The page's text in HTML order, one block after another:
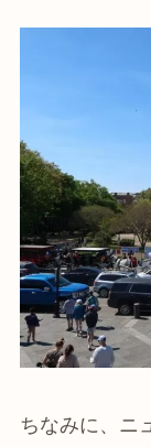
ちなみに、ニ